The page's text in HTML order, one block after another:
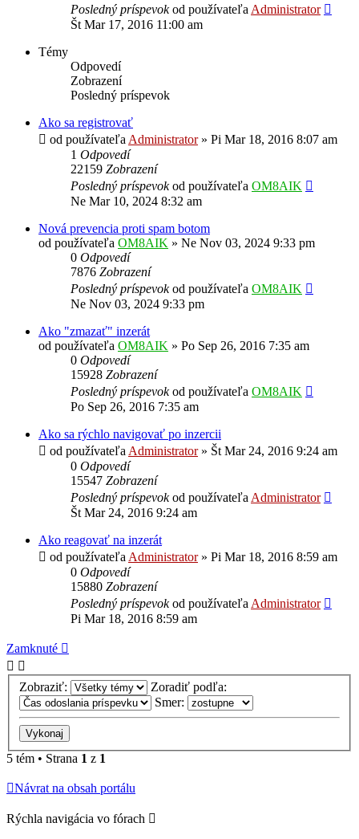
Posledný príspevokod používateľa Administrator
Št Mar 17, 2016 11:00 am
Témy
Odpovedí
Zobrazení
Posledný príspevok
Ako sa registrovať
od používateľa Administrator» Pi Mar 18, 2016 8:07 am
1 Odpovedí
22159 Zobrazení
Posledný príspevokod používateľa OM8AIK
Ne Mar 10, 2024 8:32 am
Nová prevencia proti spam botom
od používateľa OM8AIK » Ne Nov 03, 2024 9:33 pm
0 Odpovedí
7876 Zobrazení
Posledný príspevokod používateľa OM8AIK
Ne Nov 03, 2024 9:33 pm
Ako "zmazať" inzerát
od používateľa OM8AIK » Po Sep 26, 2016 7:35 am
0 Odpovedí
15928 Zobrazení
Posledný príspevokod používateľa OM8AIK
Po Sep 26, 2016 7:35 am
Ako sa rýchlo navigovať po inzercii
od používateľa Administrator» Št Mar 24, 2016 9:24 am
0 Odpovedí
15547 Zobrazení
Posledný príspevokod používateľa Administrator
Št Mar 24, 2016 9:24 am
Ako reagovať na inzerát
od používateľa Administrator» Pi Mar 18, 2016 8:59 am
0 Odpovedí
15880 Zobrazení
Posledný príspevokod používateľa Administrator
Pi Mar 18, 2016 8:59 am
Zamknuté
Zobraziť:
Zoradiť podľa:
Smer:
5 tém • Strana 1 z 1
Návrat na obsah portálu
Rýchla navigácia vo fórach